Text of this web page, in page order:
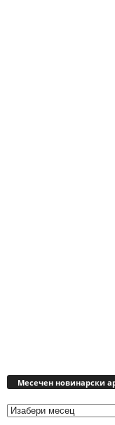
Месечен новинарски